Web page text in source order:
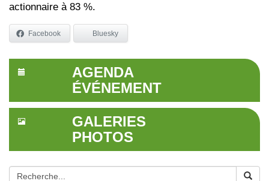
actionnaire à 83 %.
Facebook Bluesky
AGENDA
ÉVÉNEMENT
GALERIES
PHOTOS